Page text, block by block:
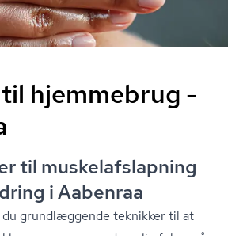
hjemmebrug -
til mu­skel­af­slap­ning
i Aabenraa
du grundlæggende teknikker til at